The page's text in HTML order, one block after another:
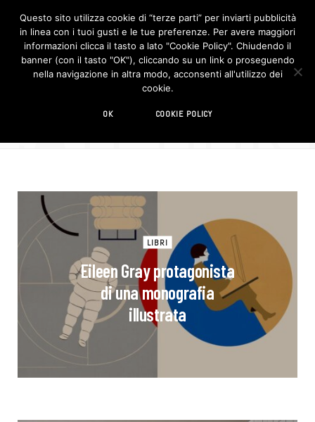
F
c
e
b
o
I
n
s
t
Libri
LIBRI
Eileen Gray protagonista
di una monografia
illustrata
Questo sito utilizza cookie di “terze parti” per inviarti pubblicità
in linea con i tuoi gusti e le tue preferenze. Per avere maggiori
informazioni clicca il tasto a lato "Cookie Policy". Chiudendo il
banner (con il tasto "OK"), cliccando su un link o proseguendo
nella navigazione in altra modo, acconsenti all'utilizzo dei
cookie.
OK COOKIE POLICY